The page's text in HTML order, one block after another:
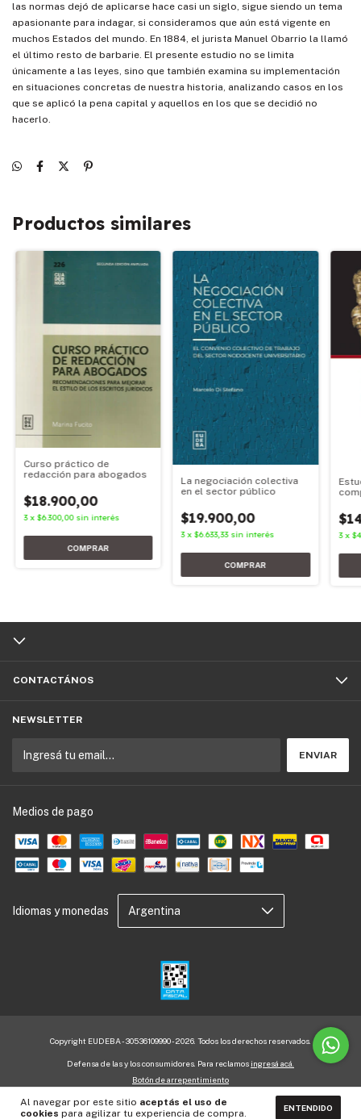
Al navegar por este sitio aceptás el uso de
cookies para agilizar tu experiencia de compra. ENTENDIDO
las normas dejó de aplicarse hace casi un siglo, sigue siendo un tema
apasionante para indagar, si consideramos que aún está vigente en
muchos Estados del mundo. En 1884, el jurista Manuel Obarrio la llamó
el último resto de barbarie. El presente estudio no se limita
únicamente a las leyes, sino que también examina su implementación
en situaciones concretas de nuestra historia, analizando casos en los
que se aplicó la pena capital y aquellos en los que se decidió no
hacerlo.
Productos similares
Curso práctico de
redacción para abogados
$18.900,00
3 x $6.300,00 sin interés
La negociación colectiva
en el sector público
$19.900,00
3 x$6.633,33 sin interés 3 x
CONTACTÁNOS
NEWSLETTER
Medios de pago
Idiomas y monedas
Copyright EUDEBA - 30536109990 - 2026. Todos los derechos reservados.
Defensa de las y los consumidores. Para reclamos ingresá acá.
Botón de arrepentimiento